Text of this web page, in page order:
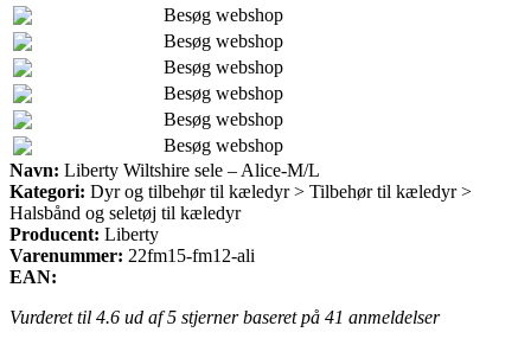
Besøg webshop
Besøg webshop
Besøg webshop
Besøg webshop
Besøg webshop
Besøg webshop
Navn: Liberty Wiltshire sele – Alice-M/L
Kategori: Dyr og tilbehør til kæledyr > Tilbehør til kæledyr >
Halsbånd og seletøj til kæledyr
Producent: Liberty
Varenummer: 22fm15-fm12-ali
EAN:
Vurderet til 4.6 ud af 5 stjerner baseret på 41 anmeldelser